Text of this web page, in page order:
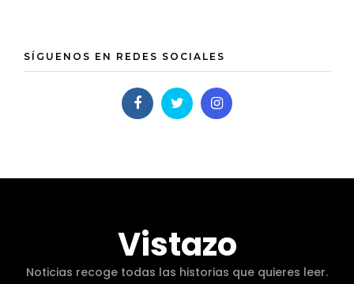
SÍGUENOS EN REDES SOCIALES
Vistazo
Noticias recoge todas las historias que quieres leer.